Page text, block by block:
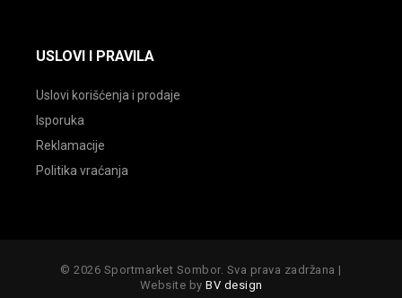
USLOVI I PRAVILA
Uslovi korišćenja i prodaje
Isporuka
Reklamacije
Politika vraćanja
© 2026 Sportmarket Sombor. Sva prava zadržana |
Website by BV design